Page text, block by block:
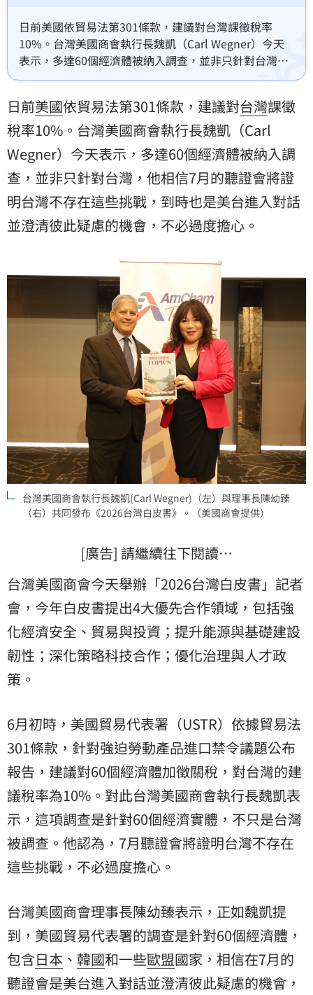
日前美國依貿易法第301條款，建議對台灣課徵稅率
10%。台灣美國商會執行長魏凱（Carl Wegner）今天
表示，多達60個經濟體被納入調查，並非只針對台灣，
他相信7月的聽證會將證明台灣不存在這些挑戰，到時也
心。
日前美國依貿易法第301條款，建議對台灣課徵
稅率10%。台灣美國商會執行長魏凱（Carl
Wegner）今天表示，多達60個經濟體被納入調
查，並非只針對台灣，他相信7月的聽證會將證
明台灣不存在這些挑戰，到時也是美台進入對話
並澄清彼此疑慮的機會，不必過度擔心。
台灣美國商會執行長魏凱(Carl Wegner)（左）與理事長陳幼臻
（右）共同發布《2026台灣白皮書》。（美國商會提供）
[廣告] 請繼續往下閱讀…
台灣美國商會今天舉辦「2026台灣白皮書」記者
會，今年白皮書提出4大優先合作領域，包括強
化經濟安全、貿易與投資；提升能源與基礎建設
韌性；深化策略科技合作；優化治理與人才政
策。
6月初時，美國貿易代表署（USTR）依據貿易法
301條款，針對強迫勞動產品進口禁令議題公布
報告，建議對60個經濟體加徵關稅，對台灣的建
議稅率為10%。對此台灣美國商會執行長魏凱表
示，這項調查是針對60個經濟實體，不只是台灣
被調查。他認為，7月聽證會將證明台灣不存在
這些挑戰，不必過度擔心。
台灣美國商會理事長陳幼臻表示，正如魏凱提
到，美國貿易代表署的調查是針對60個經濟體，
包含日本 、 韓國和一些歐盟國家，相信在7月的
聽證會是美台進入對話並澄清彼此疑慮的機會，